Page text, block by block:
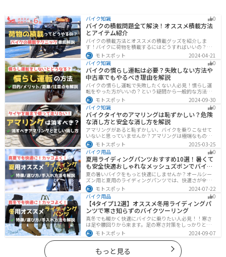
バイク知識 0
バイクの積載問題全て解決！オススメ積載方法
とアイテム紹介
バイクの積載方法とオススメの積載グッズを紹介しま
す！バイクに荷物を積載するにはどうすればいいの？と
いう疑問はこれで解決！通勤や日帰りツーリング、キャ
ンプツーリングなど用途別にオススメの積載方法を解説
します！オススメの積載アイテムも紹介するので、バイ
クの積載に悩んでいる方は参考にしてください。
モトスポット
2024-04-21
バイク知識
0
バイクの慣らし運転は必要？失敗しない方法や
中古車でもやるべき理由を解説
バイクの慣らし運転で失敗したくない人必見！慣らし運
転をやった方がいいの？という疑問から一般的な方法、
メーカ推奨の方法まで具体的に解説します。注意点や中
古車でもやった方がいいのか慣らし運転後にやるべきこ
ともまとめたので、これからバイクを買おうとしている
人は参考にしてください。
モトスポット
2024-09-30
バイク知識
0
バイクタイヤのアマリングは恥ずかしい？危険
な消し方と安全な消し方を解説
アマリングがあると恥ずかしい、バイクを乗りこなせて
いないと思っていませんか？アマリングは極端なもので
なければ全く問題ありません。しかし、気になるという
方がいるのも事実です。この記事では消した方がいいア
マリングや消し方を解説します。
モトスポット
2025-03-25
バイク用品
0
夏用ライディングパンツおすすめ10選！暑くて
も安全快適おしゃれなメッシュズボンでバイク
に乗ろう
夏の暑いバイクをもっと快適にしませんか？オールシー
ズン用と夏用のライディングパンツでは、快適さが全然
違います。生地の大半がメッシュ素材で作られた夏用で
は通気性・透湿性に優れており、熱気を逃しつつ汗をし
っかりと乾かしてくれます。そんな夏用ライディングパ
ンツの選び方や特徴オススメ商品をまとめました。
モトスポット
2024-07-22
バイク用品
0
【4タイプ12選】オススメ冬用ライディングパ
ンツで寒さ知らずのバイクツーリング
真冬でも暖かく快適にバイクに乗りたい人必見！！寒さ
は足や腰回りから来ます。足の寒さ対策をしっかりとす
ることで、体全体の寒さを防ぎ快適なバイクツーリング
を楽しむことができます。この記事では、4つのタイプ別
に真冬でも使えるライディングパンツを12選紹介しま
モトスポット 2024-09-07
もっと見る